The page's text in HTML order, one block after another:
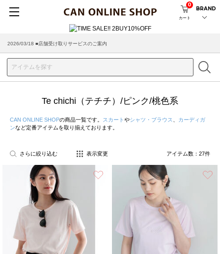
カート
0
BRAND
2026/08/04 ■8/13(木)AM2:00～サイトメンテナンス実施のお知らせ
2026/03/18 ■店舗受け取りサービスのご案内
Te chichi（テチチ）/ピンク/桃色系
CAN ONLINE SHOPの商品一覧です。 スカート やシャツ・ブラウス
カーディガ
ンなど定番アイテムを取り揃えております。
さらに絞り込む 表示変更 アイテム数： 27件